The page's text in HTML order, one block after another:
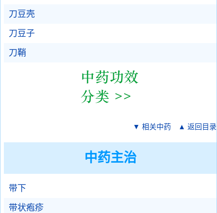
刀豆壳
刀豆子
刀鞘
▼ 相关中药 ▲ 返回目录
中药主治
带下
带状疱疹